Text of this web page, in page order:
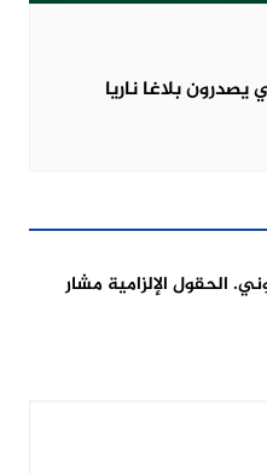
يصدرون بلاغا ناريا
الحقول الإلزامية مشار